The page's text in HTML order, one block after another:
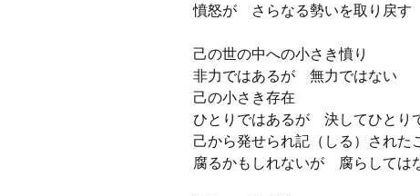
憤怒が さらなる勢いを取り戻す
己の世の中への小さき憤り
非力ではあるが 無力ではない
己の小さき存在
ひとりではあるが 決してひとり
己から発せられ記（しる）された
腐るかもしれないが 腐らしては